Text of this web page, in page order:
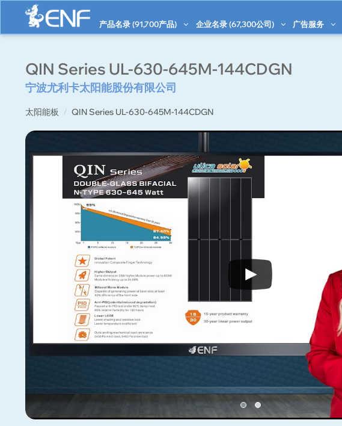
产品名录 (91,700产品) 企业名录 (67,300公司) 广告服务
QIN Series UL-630-645M-144CDGN
宁波尤利卡太阳能股份有限公司
太阳能板 QIN Series UL-630-645M-144CDGN